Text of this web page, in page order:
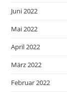
Juni 2022
Mai 2022
April 2022
März 2022
Februar 2022